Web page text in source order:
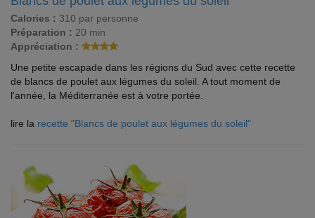
Calories : 310 par personne
Préparation : 20 min
Appréciation :
Une petite escapade dans les régions du Sud avec cette recette
de blancs de poulet aux légumes du soleil. A tout moment de
l'année, la Méditerranée est à votre portée.
lire la recette "Blancs de poulet aux légumes du soleil"